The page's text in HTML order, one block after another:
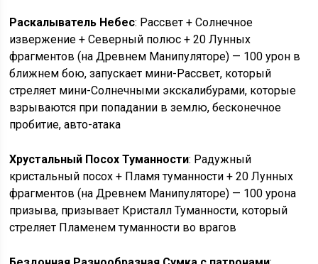
Раскалыватель Небес: Рассвет + Солнечное
извержение + Северный полюс + 20 Лунных
фрагментов (на Древнем Манипуляторе) — 100 урон в
ближнем бою, запускает мини-Рассвет, который
стреляет мини-Солнечными экскалибурами, которые
взрываются при попадании в землю, бесконечное
пробитие, авто-атака
Хрустальный Посох Туманности: Радужный
кристальный посох + Пламя туманности + 20 Лунных
фрагментов (на Древнем Манипуляторе) — 100 урона
призыва, призывает Кристалл Туманности, который
стреляет Пламенем туманности во врагов